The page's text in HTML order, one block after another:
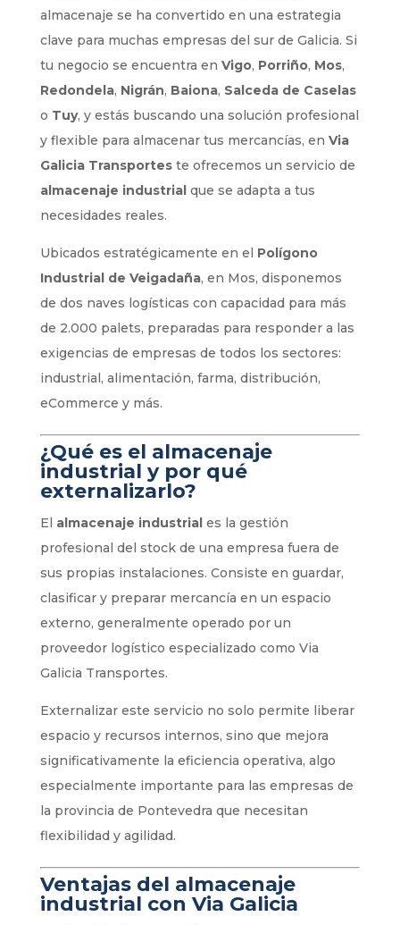
almacenaje se ha convertido en una estrategia
clave para muchas empresas del sur de Galicia. Si
tu negocio se encuentra en Vigo, Porriño, Mos,
Redondela, Nigrán, Baiona, Salceda de Caselas
o Tuy, y estás buscando una solución profesional
y flexible para almacenar tus mercancías, en Via
Galicia Transporteste ofrecemos un servicio de
almacenaje industrialque se adapta a tus
necesidades reales.
Ubicados estratégicamente en el Polígono
Industrial de Veigadaña, en Mos, disponemos
de dos naves logísticas con capacidad para más
de 2.000 palets, preparadas para responder a las
exigencias de empresas de todos los sectores:
industrial, alimentación, farma, distribución,
eCommerce y más.
¿Qué es el almacenaje
industrial y por qué
externalizarlo?
El almacenaje industriales la gestión
profesional del stock de una empresa fuera de
sus propias instalaciones. Consiste en guardar,
clasificar y preparar mercancía en un espacio
externo, generalmente operado por un
proveedor logístico especializado como Via
Galicia Transportes.
Externalizar este servicio no solo permite liberar
espacio y recursos internos, sino que mejora
significativamente la eficiencia operativa, algo
especialmente importante para las empresas de
la provincia de Pontevedra que necesitan
flexibilidad y agilidad.
Ventajas del almacenaje
industrial con Via Galicia